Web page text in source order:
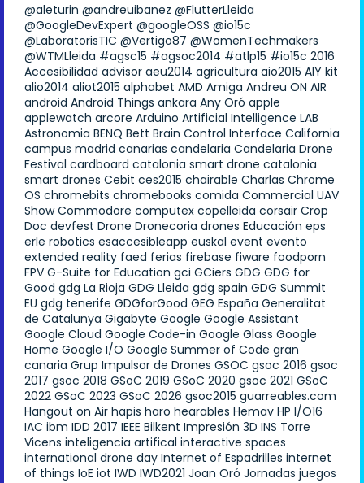
@aleturin @andreuibanez @FlutterLleida
@GoogleDevExpert @googleOSS @io15c
@LaboratorisTIC @Vertigo87 @WomenTechmakers
@WTMLleida #agsc15 #agsoc2014 #atlp15 #io15c 2016
Accesibilidad advisor aeu2014 agricultura aio2015 AIY kit
alio2014 aliot2015 alphabet AMD Amiga Andreu ON AIR
android Android Things ankara Any Oró apple
applewatch arcore Arduino Artificial Intelligence LAB
Astronomia BENQ Bett Brain Control Interface California
campus madrid canarias candelaria Candelaria Drone
Festival cardboard catalonia smart drone catalonia
smart drones Cebit ces2015 chairable Charlas Chrome
OS chromebits chromebooks comida Commercial UAV
Show Commodore computex copelleida corsair Crop
Doc devfest Drone Dronecoria drones Educación eps
erle robotics esaccesibleapp euskal event evento
extended reality faed ferias firebase fiware foodporn
FPV G-Suite for Education gci GCiers GDG GDG for
Good gdg La Rioja GDG Lleida gdg spain GDG Summit
EU gdg tenerife GDGforGood GEG España Generalitat
de Catalunya Gigabyte Google Google Assistant
Google Cloud Google Code-in Google Glass Google
Home Google I/O Google Summer of Code gran
canaria Grup Impulsor de Drones GSOC gsoc 2016 gsoc
2017 gsoc 2018 GSoC 2019 GSoC 2020 gsoc 2021 GSoC
2022 GSoC 2023 GSoC 2026 gsoc2015 guarreables.com
Hangout on Air hapis haro hearables Hemav HP I/O16
IAC ibm IDD 2017 IEEE Bilkent Impresión 3D INS Torre
Vicens inteligencia artifical interactive spaces
international drone day Internet of Espadrilles internet
of things IoE iot IWD IWD2021 Joan Oró Jornadas juegos